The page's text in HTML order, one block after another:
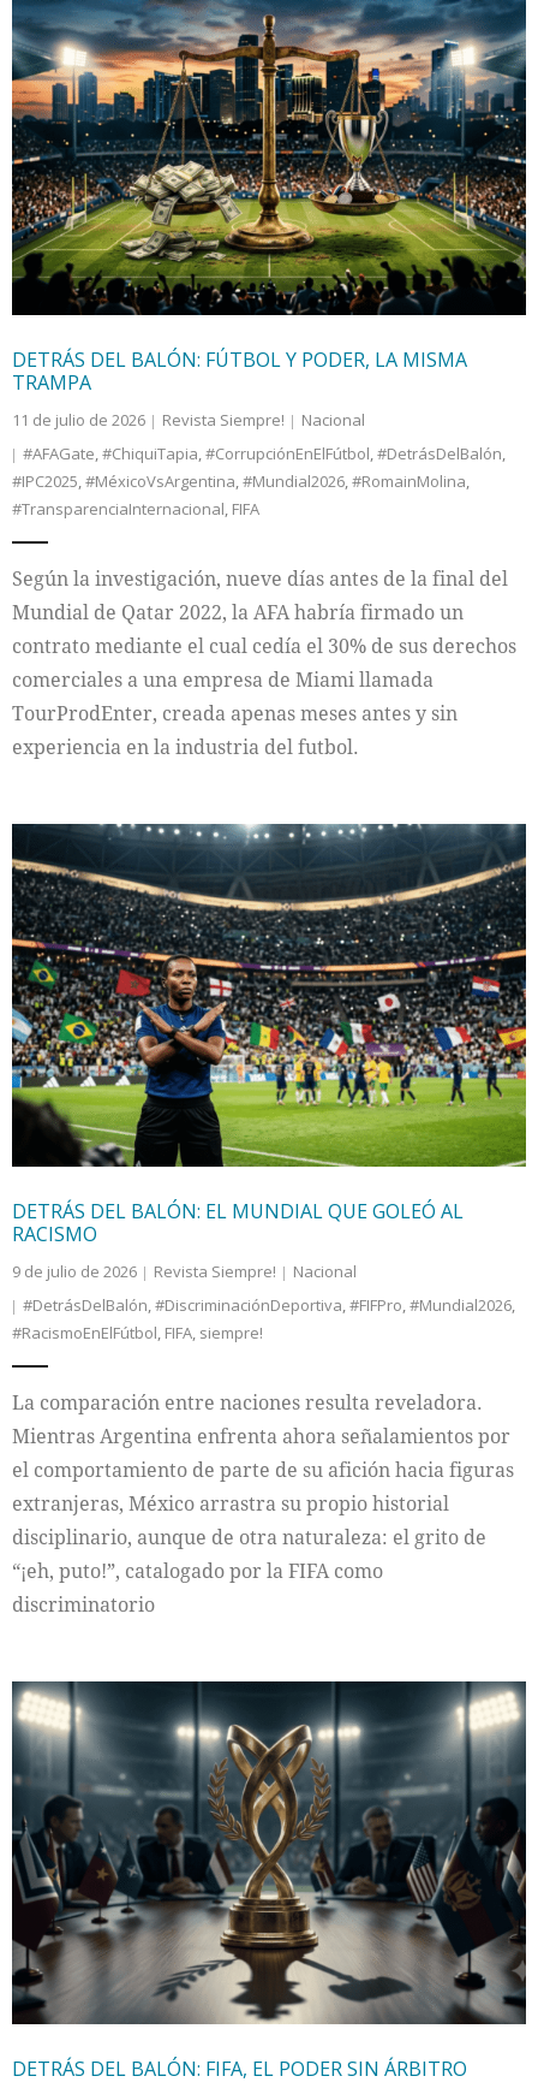
DETRÁS DEL BALÓN: FÚTBOL Y PODER, LA MISMA
TRAMPA
11 de julio de 2026 Revista Siempre!
Nacional
#AFAGate #ChiquiTapia #CorrupciónEnElFútbol #DetrásDelBalón
#IPC2025 #MéxicoVsArgentina #Mundial2026 #RomainMolina
#TransparenciaInternacional FIFA
Según la investigación, nueve días antes de la final del
Mundial de Qatar 2022, la AFA habría firmado un
contrato mediante el cual cedía el 30% de sus derechos
comerciales a una empresa de Miami llamada
TourProdEnter, creada apenas meses antes y sin
experiencia en la industria del futbol.
DETRÁS DEL BALÓN: EL MUNDIAL QUE GOLEÓ AL
RACISMO
9 de julio de 2026 Revista Siempre!
Nacional
#DetrásDelBalón,#DiscriminaciónDeportiva,#FIFPro,#Mundial2026,
#RacismoEnElFútbol, FIFA, siempre!
La comparación entre naciones resulta reveladora.
Mientras Argentina enfrenta ahora señalamientos por
el comportamiento de parte de su afición hacia figuras
extranjeras, México arrastra su propio historial
disciplinario, aunque de otra naturaleza: el grito de
“¡eh, puto!”, catalogado por la FIFA como
discriminatorio
DETRÁS DEL BALÓN: FIFA, EL PODER SIN ÁRBITRO